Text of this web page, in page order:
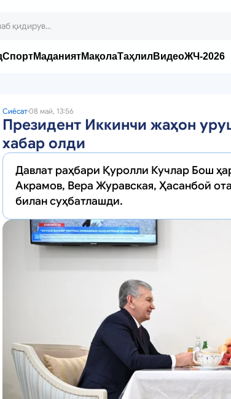
СпортМаданиятМақолаТаҳлил ВидеоЖЧ-2026
Сиёсат08 май, 13:56
Президент Иккинчи жаҳон
хабар олди
Давлат раҳбари Қуролли Кучлар Бош
Акрамов, Вера Журавская, Ҳасанбой
билан суҳбатлашди.